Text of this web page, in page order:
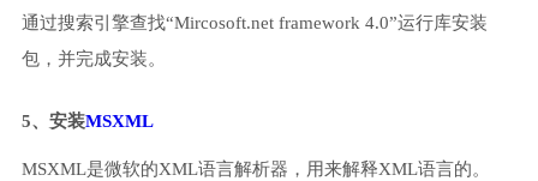
通过搜索引擎查找“Mircosoft.net framework 4.0”运行库安装
包，并完成安装。
5、安装MSXML
MSXML是微软的XML语言解析器，用来解释XML语言的。